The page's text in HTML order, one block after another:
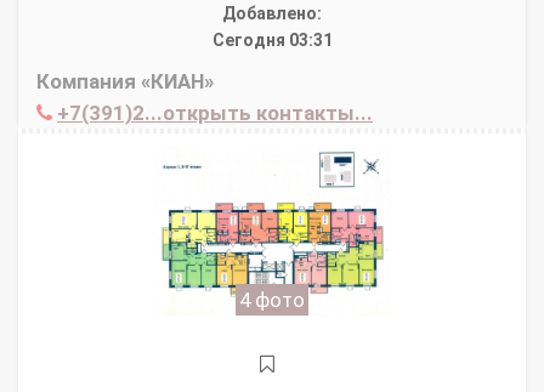
Добавлено:
Сегодня 03:31
Компания «КИАН»
+7(391)2...открыть контакты...
4 фото